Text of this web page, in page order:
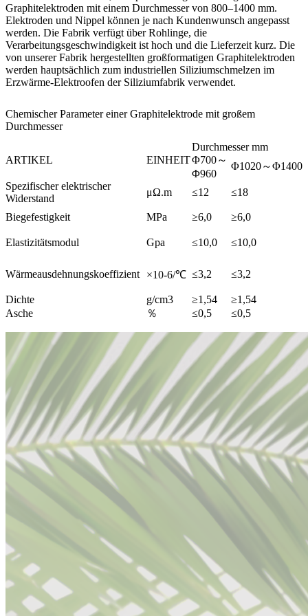
Graphitelektroden mit einem Durchmesser von 800–1400 mm.
Elektroden und Nippel können je nach Kundenwunsch angepasst
werden. Die Fabrik verfügt über Rohlinge, die
Verarbeitungsgeschwindigkeit ist hoch und die Lieferzeit kurz. Die
von unserer Fabrik hergestellten großformatigen Graphitelektroden
werden hauptsächlich zum industriellen Siliziumschmelzen im
Erzwärme-Elektroofen der Siliziumfabrik verwendet.
Chemischer Parameter einer Graphitelektrode mit großem
Durchmesser
ARTIKEL EINHEIT
Durchmesser mm
Φ700～
Φ960
Φ1020～Φ1400
Spezifischer elektrischer
Widerstand
μΩ.m ≤12 ≤18
Biegefestigkeit MPa ≥6,0 ≥6,0
Elastizitätsmodul Gpa ≤10,0 ≤10,0
Wärmeausdehnungskoeffizient ×10-6/℃ ≤3,2 ≤3,2
Dichte g/cm3 ≥1,54
≥1,54
Asche
％ ≤0,5 ≤0,5